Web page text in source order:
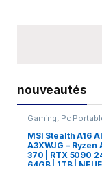
nouveautés
Gaming, Pc
MSI Stealth A16
A3XWJG – Ryzen
370 | RTX 5090
64GB | 1TB | NEUF